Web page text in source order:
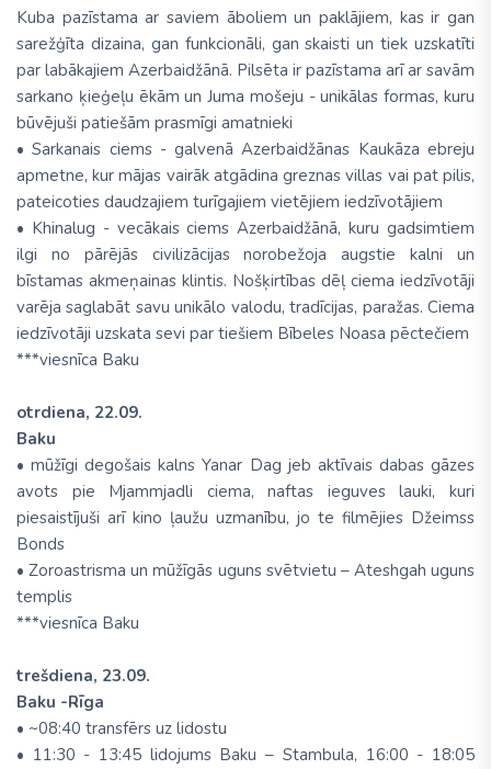
Kuba pazīstama ar saviem āboliem un paklājiem, kas ir gan
sarežģīta dizaina, gan funkcionāli, gan skaisti un tiek uzskatīti
par labākajiem Azerbaidžānā. Pilsēta ir pazīstama arī ar savām
sarkano ķieģeļu ēkām un Juma mošeju - unikālas formas, kuru
būvējuši patiešām prasmīgi amatnieki
• Sarkanais ciems - galvenā Azerbaidžānas Kaukāza ebreju
apmetne, kur mājas vairāk atgādina greznas villas vai pat pilis,
pateicoties daudzajiem turīgajiem vietējiem iedzīvotājiem
• Khinalug - vecākais ciems Azerbaidžānā, kuru gadsimtiem
ilgi no pārējās civilizācijas norobežoja augstie kalni un
bīstamas akmeņainas klintis. Nošķirtības dēļ ciema iedzīvotāji
varēja saglabāt savu unikālo valodu, tradīcijas, paražas. Ciema
iedzīvotāji uzskata sevi par tiešiem Bībeles Noasa pēctečiem
***viesnīca Baku
otrdiena, 22.09.
Baku
• mūžīgi degošais kalns Yanar Dag jeb aktīvais dabas gāzes
avots pie Mjammjadli ciema, naftas ieguves lauki, kuri
piesaistījuši arī kino ļaužu uzmanību, jo te filmējies Džeimss
Bonds
• Zoroastrisma un mūžīgās uguns svētvietu – Ateshgah uguns
templis
***viesnīca Baku
trešdiena, 23.09.
Baku -Rīga
• ~08:40 transfērs uz lidostu
• 11:30 - 13:45 lidojums Baku – Stambula, 16:00 - 18:05